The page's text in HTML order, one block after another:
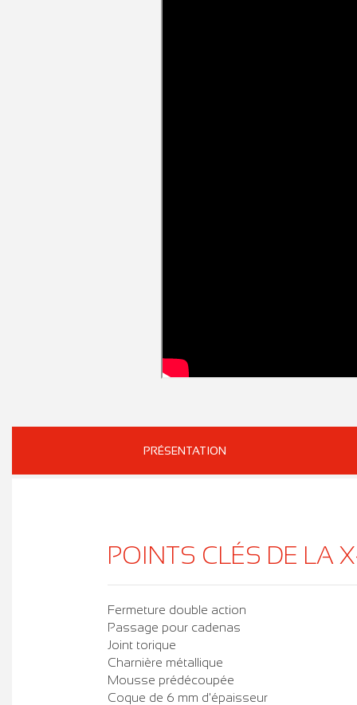
PRÉSENTATION
POINTS CLÉS DE LA
Fermeture double action
Passage pour cadenas
Joint torique
Charnière métallique
Mousse prédécoupée
Coque de 6 mm d'épaisseur